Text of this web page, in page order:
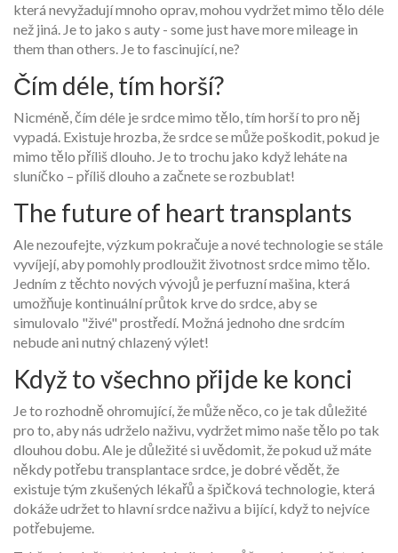
která nevyžadují mnoho oprav, mohou vydržet mimo tělo déle
než jiná. Je to jako s auty - some just have more mileage in
them than others. Je to fascinující, ne?
Čím déle, tím horší?
Nicméně, čím déle je srdce mimo tělo, tím horší to pro něj
vypadá. Existuje hrozba, že srdce se může poškodit, pokud je
mimo tělo příliš dlouho. Je to trochu jako když leháte na
sluníčko – příliš dlouho a začnete se rozbublat!
The future of heart transplants
Ale nezoufejte, výzkum pokračuje a nové technologie se stále
vyvíjejí, aby pomohly prodloužit životnost srdce mimo tělo.
Jedním z těchto nových vývojů je perfuzní mašina, která
umožňuje kontinuální průtok krve do srdce, aby se
simulovalo "živé" prostředí. Možná jednoho dne srdcím
nebude ani nutný chlazený výlet!
Když to všechno přijde ke konci
Je to rozhodně ohromující, že může něco, co je tak důležité
pro to, aby nás udrželo naživu, vydržet mimo naše tělo po tak
dlouhou dobu. Ale je důležité si uvědomit, že pokud už máte
někdy potřebu transplantace srdce, je dobré vědět, že
existuje tým zkušených lékařů a špičková technologie, která
dokáže udržet to hlavní srdce naživu a bijící, když to nejvíce
potřebujeme.